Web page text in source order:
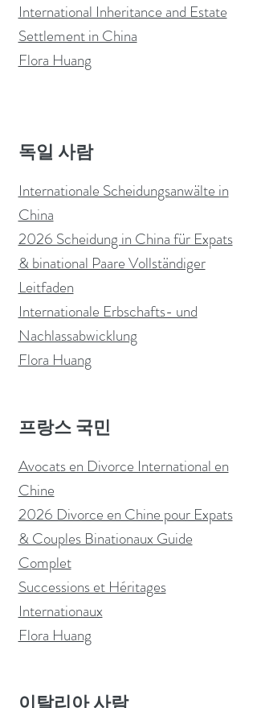
International Inheritance and Estate
Settlement in China
Flora Huang
독일 사람
Internationale Scheidungsanwälte in
China
2026 Scheidung in China für Expats
& binational Paare Vollständiger
Leitfaden
Internationale Erbschafts- und
Nachlassabwicklung
Flora Huang
프랑스 국민
Avocats en Divorce International en
Chine
2026 Divorce en Chine pour Expats
& Couples Binationaux Guide
Complet
Successions et Héritages
Internationaux
Flora Huang
이탈리아 사람